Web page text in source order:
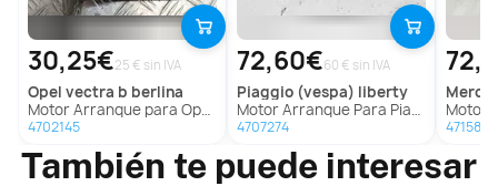
30,25€25 € sin IVA
opel vectra b berlina
Motor Arranque para Opel Vectra B Berlina
4702145
72,60€60 € sin IVA
piaggio (vespa) liberty
Motor Arranque Para Piaggio (Vespa) Liberty
4707274
Motor
4715861
También te puede interesar